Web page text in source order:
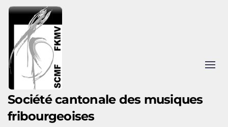
Accéder au contenu principal
Société cantonale des musiques
fribourgeoises